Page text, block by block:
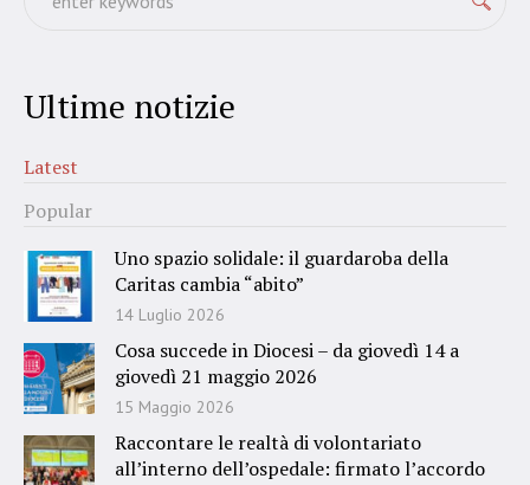
Ultime notizie
Latest
Popular
Uno spazio solidale: il guardaroba della
Caritas cambia “abito”
14 Luglio 2026
Cosa succede in Diocesi – da giovedì 14 a
giovedì 21 maggio 2026
15 Maggio 2026
Raccontare le realtà di volontariato
all’interno dell’ospedale: firmato l’accordo